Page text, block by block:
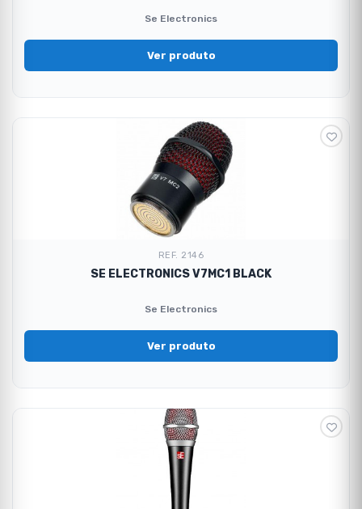
Se Electronics
Ver produto
REF. 2146
SE ELECTRONICS V7MC1 BLACK
Se Electronics
Ver produto